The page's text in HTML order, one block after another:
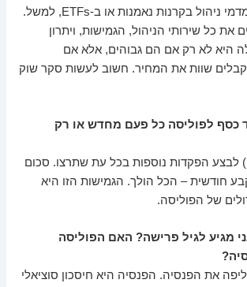
לרוב גבוהים יותר מדמי ניהול בקרנות נאמנות או ב-ETFs, למשל.
את כל שירותי הניהול, הגמישות, ויתרון
היא לא רק אם הם גבוהים, אלא אם
שוות את המחיר. חשוב לעשות סקר שוק
כסף לפוליסה כל פעם מחדש או רק
לבצע הפקדות נוספות בכל עת שתרצו. סכום
חודשית – הכל הולך. הגמישות הזו היא
של הפוליסה.
מגיע לגיל פרישה? האם הפוליסה
את הפנסיה. הפנסיה היא חיסכון סוציאלי